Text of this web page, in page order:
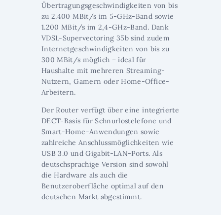
Übertragungsgeschwindigkeiten von bis
zu 2.400 MBit/s im 5-GHz-Band sowie
1.200 MBit/s im 2,4-GHz-Band. Dank
VDSL-Supervectoring 35b sind zudem
Internetgeschwindigkeiten von bis zu
300 MBit/s möglich – ideal für
Haushalte mit mehreren Streaming-
Nutzern, Gamern oder Home-Office-
Arbeitern.
Der Router verfügt über eine integrierte
DECT-Basis für Schnurlostelefone und
Smart-Home-Anwendungen sowie
zahlreiche Anschlussmöglichkeiten wie
USB 3.0 und Gigabit-LAN-Ports. Als
deutschsprachige Version sind sowohl
die Hardware als auch die
Benutzeroberfläche optimal auf den
deutschen Markt abgestimmt.